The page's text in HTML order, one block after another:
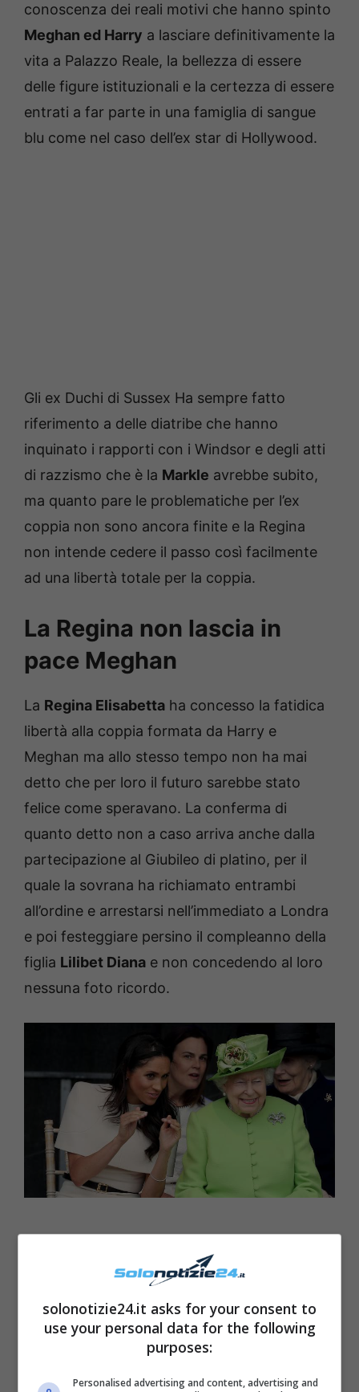
conoscenza dei reali motivi che hanno spinto
Meghan ed Harry a lasciare definitivamente la
vita a Palazzo Reale, la bellezza di essere
delle figure istituzionali e la certezza di essere
entrati a far parte in una famiglia di sangue
blu come nel caso dell’ex star di Hollywood.
Gli ex Duchi di Sussex Ha sempre fatto
riferimento a delle diatribe che hanno
inquinato i rapporti con i Windsor e degli atti
di razzismo che è la Markle avrebbe subito,
ma quanto pare le problematiche per l’ex
coppia non sono ancora finite e la Regina
non intende cedere il passo così facilmente
ad una libertà totale per la coppia.
La Regina non lascia in
pace Meghan
La Regina Elisabetta ha concesso la fatidica
libertà alla coppia formata da Harry e
Meghan ma allo stesso tempo non ha mai
detto che per loro il futuro sarebbe stato
felice come speravano. La conferma di
quanto detto non a caso arriva anche dalla
partecipazione al Giubileo di platino, per il
quale la sovrana ha richiamato entrambi
all’ordine e arrestarsi nell’immediato a Londra
e poi festeggiare persino il compleanno della
figlia Lilibet Diana e non concedendo al loro
nessuna foto ricordo.
solonotizie24.it asks for your consent to
use your personal data for the following
purposes:
Personalised advertising and content, advertising and